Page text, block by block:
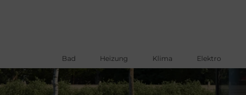
Direkt
zum
Inhalt
Bad Heizung Klima Elektro